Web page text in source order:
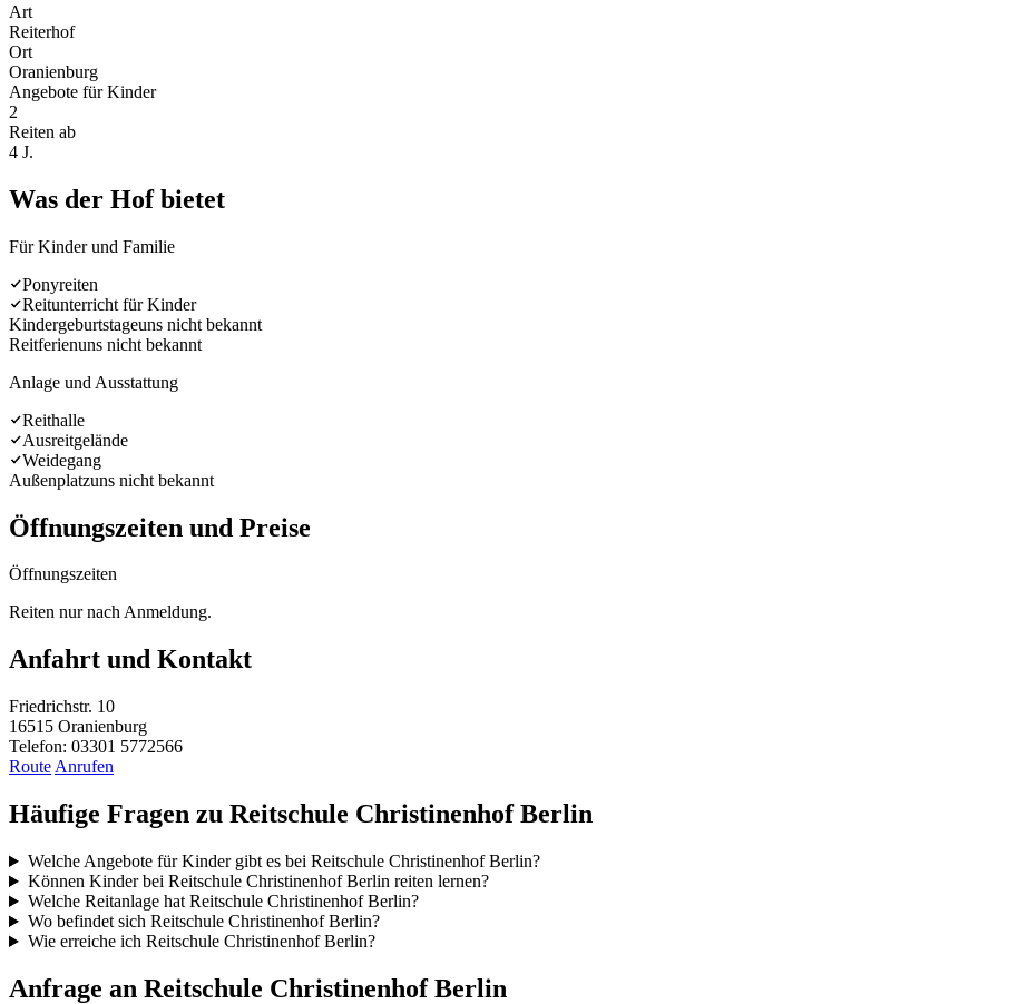
Art
Reiterhof
Ort
Oranienburg
Angebote für Kinder
2
Reiten ab
4 J.
Was der Hof bietet
Für Kinder und Familie
Ponyreiten
Reitunterricht für Kinder
Kindergeburtstageuns nicht bekannt
Reitferienuns nicht bekannt
Anlage und Ausstattung
Reithalle
Ausreitgelände
Weidegang
Außenplatzuns nicht bekannt
Öffnungszeiten und Preise
Öffnungszeiten
Reiten nur nach Anmeldung.
Anfahrt und Kontakt
Friedrichstr. 10
16515 Oranienburg
Telefon: 03301 5772566
Route Anrufen
Häufige Fragen zu Reitschule Christinenhof Berlin
Welche Angebote für Kinder gibt es bei Reitschule Christinenhof Berlin?
Können Kinder bei Reitschule Christinenhof Berlin reiten lernen?
Welche Reitanlage hat Reitschule Christinenhof Berlin?
Wo befindet sich Reitschule Christinenhof Berlin?
Wie erreiche ich Reitschule Christinenhof Berlin?
Anfrage an Reitschule Christinenhof Berlin